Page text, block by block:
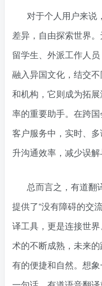
对于个人用户来说
差异，自由探索世界
留学生、外派工作人
融入异国文化，结交
和机构，它则成为拓
率的重要助手。在跨
客户服务中，实时、
升沟通效率，减少误解
总而言之，有道翻
提供了“没有障碍的交
译工具，更是连接世
术的不断成熟，未来
有的便捷和自然。想